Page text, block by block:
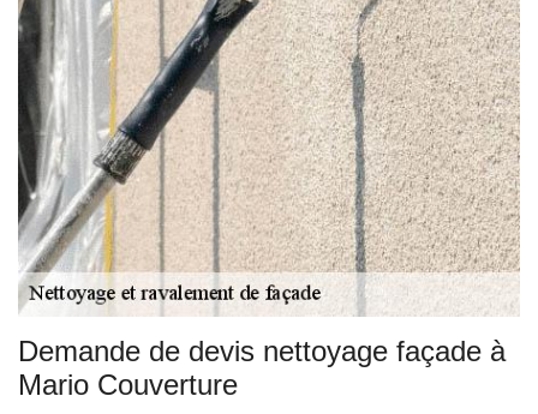
Demande de devis nettoyage façade à
Mario Couverture